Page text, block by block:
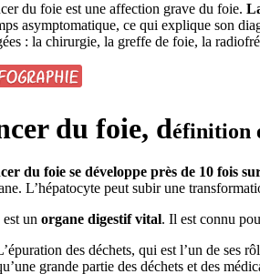
du foie est une affection grave du foie.
asymptomatique, ce qui explique son
: la chirurgie, la greffe de foie, la
du foie, définition
du foie se développe près de 10 fois
L’hépatocyte peut subir une
un organe digestif vital. Il est connu
des déchets, qui est l’un de ses
grande partie des déchets et des